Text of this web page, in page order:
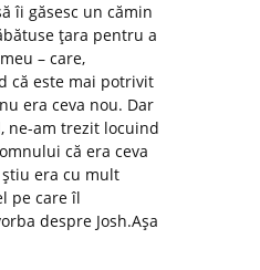
îi găsesc un cămin
țara pentru a
– care,
că este mai potrivit
era ceva nou. Dar
ne-am trezit locuind
că era ceva
era cu mult
pe care îl
despre Josh.Așa